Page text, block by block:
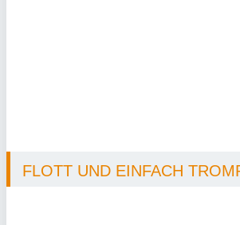
FLOTT UND EINFACH